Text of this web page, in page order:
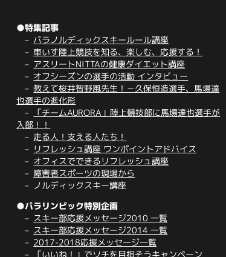
●特集記事
パラノルディックスキールール講座
車いす陸上競技を知る、楽しむ、応援する！
アスリートNITTAの健康ダイエット講座
オフシーズンの選手の活動 インタビュー
教えて桜井智野風先生！－久保恒造選手、馬場達
也選手の進化形
「チームAURORA」陸上競技部に馬場達也選手が
入部！！
走る人！支える人たち！
リフレッシュ講座 ワンポイントアドバイス
オフィスでできるリフレッシュ講座
障害者スポーツの現場から
ノルディックスキー講座
●パラリンピック特別企画
スキー部応援メッセージ2010 一覧
スキー部応援メッセージ2014 一覧
2017-2018応援メッセージ一覧
「いいね！」でソチを目指そうキャンペーン